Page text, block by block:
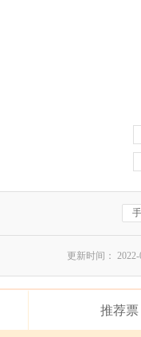
更新时间： 2022-
推荐票